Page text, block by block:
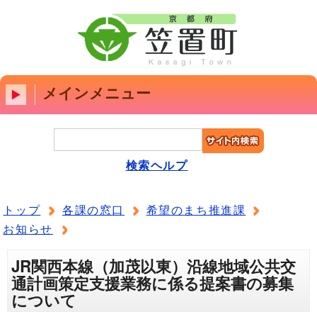
メインメニュー
検索ヘルプ
トップ 各課の窓口
希望のまち推進課
お知らせ
JR関西本線（加茂以東）沿線地域公共交
通計画策定支援業務に係る提案書の募集
について